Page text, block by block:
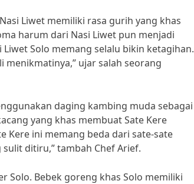
Liwet memiliki rasa gurih yang khas
harum dari Nasi Liwet pun menjadi
Solo memang selalu bikin ketagihan.
ujar salah seorang
daging kambing muda sebagai
yang khas membuat Sate Kere
Kere ini memang beda dari sate-sate
ditiru,” tambah Chef Arief.
Solo. Bebek goreng khas Solo memiliki